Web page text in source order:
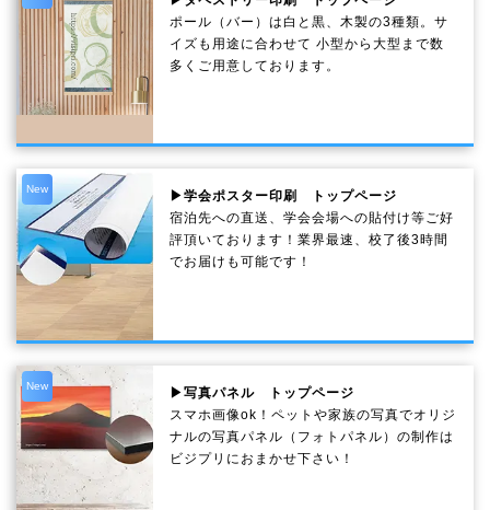
ポール（バー）は白と黒、木製の3種類。サ
イズも用途に合わせて 小型から大型まで数
多くご用意しております。
New
▶学会ポスター印刷 トップページ
宿泊先への直送、学会会場への貼付け等ご好
評頂いております！業界最速、校了後3時間
でお届けも可能です！
New
▶写真パネル トップページ
スマホ画像ok！ペットや家族の写真でオリジ
ナルの写真パネル（フォトパネル）の制作は
ビジプリにおまかせ下さい！